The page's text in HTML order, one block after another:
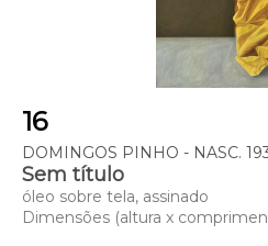
16
DOMINGOS PINHO - NASC.
Sem título
óleo sobre tela, assinado
Dimensões (altura x